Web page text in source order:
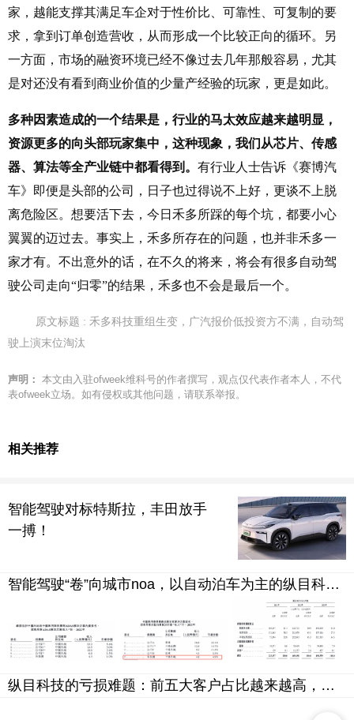
家，越能支撑其满足车企对于性价比、可靠性、可复制的要
求，拿到订单创造营收，从而形成一个比较正向的循环。另
一方面，市场的融资环境已经不像过去几年那般容易，尤其
是对还没有看到商业价值的少量产经验的玩家，更是如此。
多种因素造成的一个结果是，行业的马太效应越来越明显，
资源更多的向头部玩家集中，这种现象，我们从芯片、传感
器、算法等全产业链中都看得到。 有行业人士告诉《赛博汽
车》即便是头部的公司，日子也过得说不上好，更谈不上脱
离危险区。想要活下去，今日禾多所踩的每个坑，都要小心
翼翼的迈过去。事实上，禾多所存在的问题，也并非禾多一
家才有。不出意外的话，在不久的将来，将会有很多自动驾
驶公司走向“归零”的结果，禾多也不会是最后一个。
原文标题 : 禾多科技重组生变，广汽报价低投资方不满，自动驾
驶上演末位淘汰
声明： 本文由入驻ofweek维科号的作者撰写，观点仅代表作者本人，不代
表ofweek立场。如有侵权或其他问题，请联系举报。
相关推荐
智能驾驶对标特斯拉，丰田放手
一搏！
智能驾驶“卷”向城市noa，以自动泊车为主的纵目科技要如何吸引市场目光？
纵目科技的亏损难题：前五大客户占比越来越高，九成收入押注智能驾驶